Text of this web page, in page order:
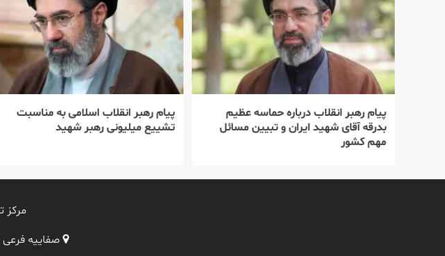
پیام رهبر انقلاب درباره حماسه عظیم
بدرقه آقای شهید ایران و تبیین مسائل
مهم کشور
پیام رهبر انقلاب اسلامی به مناسبت
تشییع میلیونی رهبر شهید
صفاییه فرعی ۲۲ ، بن بست شهید علیان